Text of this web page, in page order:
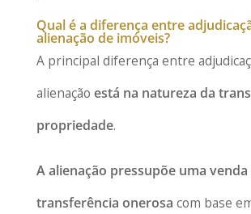
Qual é a diferença entre
alienação de imóveis?
A principal diferença entre
alienação está na natureza da
propriedade.
A alienação pressupõe uma venda
transferência onerosa com base